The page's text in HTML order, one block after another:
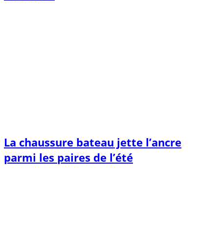
La chaussure bateau jette l’ancre
parmi les paires de l’été